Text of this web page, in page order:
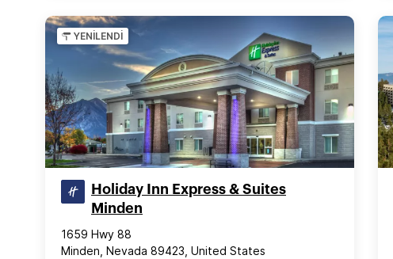
YENİLENDİ
Holiday Inn Express & Suites
Minden
1659 Hwy 88
Minden, Nevada 89423, United States